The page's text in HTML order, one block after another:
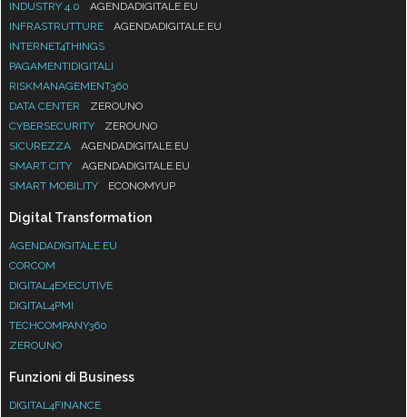
INDUSTRY 4.0
AGENDADIGITALE.EU
INFRASTRUTTURE
AGENDADIGITALE.EU
INTERNET4THINGS
PAGAMENTIDIGITALI
RISKMANAGEMENT360
DATA CENTER
ZEROUNO
CYBERSECURITY
ZEROUNO
SICUREZZA
AGENDADIGITALE.EU
SMART CITY
AGENDADIGITALE.EU
SMART MOBILITY
ECONOMYUP
Digital Transformation
AGENDADIGITALE.EU
CORCOM
DIGITAL4EXECUTIVE
DIGITAL4PMI
TECHCOMPANY360
ZEROUNO
Funzioni di Business
DIGITAL4FINANCE